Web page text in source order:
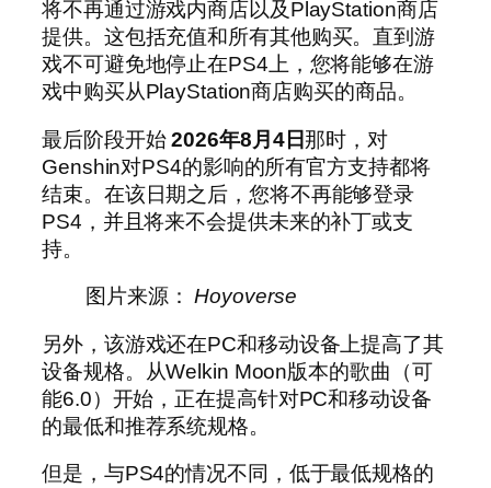
将不再通过游戏内商店以及PlayStation商店
提供。这包括充值和所有其他购买。直到游
戏不可避免地停止在PS4上，您将能够在游
戏中购买从PlayStation商店购买的商品。
最后阶段开始2026年8月4日那时，对
Genshin对PS4的影响的所有官方支持都将
结束。在该日期之后，您将不再能够登录
PS4，并且将来不会提供未来的补丁或支
持。
图片来源：Hoyoverse
另外，该游戏还在PC和移动设备上提高了其
设备规格。从Welkin Moon版本的歌曲（可
能6.0）开始，正在提高针对PC和移动设备
的最低和推荐系统规格。
但是，与PS4的情况不同，低于最低规格的